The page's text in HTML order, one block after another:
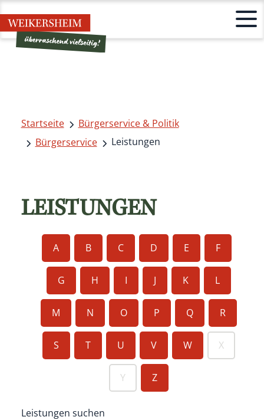
Startseite
Bürgerservice & Politik
Bürgerservice
Leistungen
LEISTUNGEN
A B C D E F
G H I J K L
M N O P Q R
S T U V W X
Y Z
Leistungen suchen